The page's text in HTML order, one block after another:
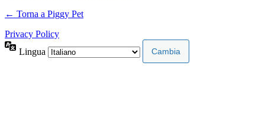
← Torna a Piggy Pet
Privacy Policy
Lingua